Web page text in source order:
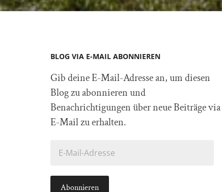
BLOG VIA E-MAIL ABONNIEREN
Gib deine E-Mail-Adresse an, um diesen
Blog zu abonnieren und
Benachrichtigungen über neue Beiträge via
E-Mail zu erhalten.
Mail-
Abonnieren